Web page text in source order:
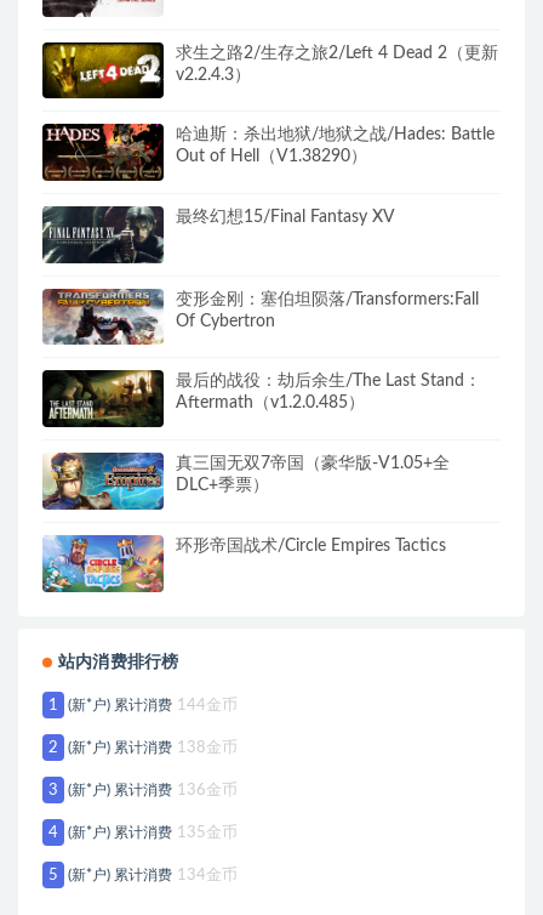
求生之路2/生存之旅2/Left 4 Dead 2（更新
v2.2.4.3）
哈迪斯：杀出地狱/地狱之战/Hades: Battle
Out of Hell（V1.38290）
最终幻想15/Final Fantasy XV
变形金刚：塞伯坦陨落/Transformers:Fall
Of Cybertron
最后的战役：劫后余生/The Last Stand：
Aftermath（v1.2.0.485）
真三国无双7帝国（豪华版-V1.05+全
DLC+季票）
环形帝国战术/Circle Empires Tactics
站内消费排行榜
1 (新*户) 累计消费 144金币
2 (新*户) 累计消费 138金币
3 (新*户) 累计消费 136金币
4 (新*户) 累计消费 135金币
5 (新*户) 累计消费 134金币